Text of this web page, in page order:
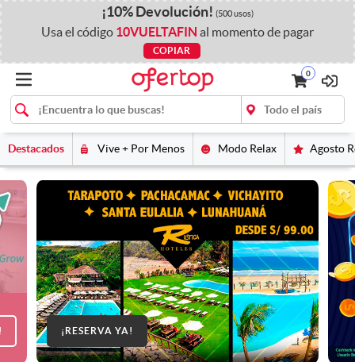
¡10%Devolución! (500 usos)
Usa el código 10VUELTAFIN al momento de pagar
COPIAR
0
Destacados Vive + Por Menos Modo Relax Agosto
¡RESERVA YA!